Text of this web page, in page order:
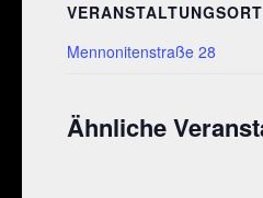
VERANSTALTUNGSORT
Mennonitenstraße 28
Ähnliche